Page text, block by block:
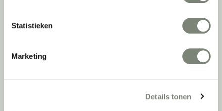
Statistieken
Marketing
Details tonen
Zitsta bureaus
Akoestische oplossingen